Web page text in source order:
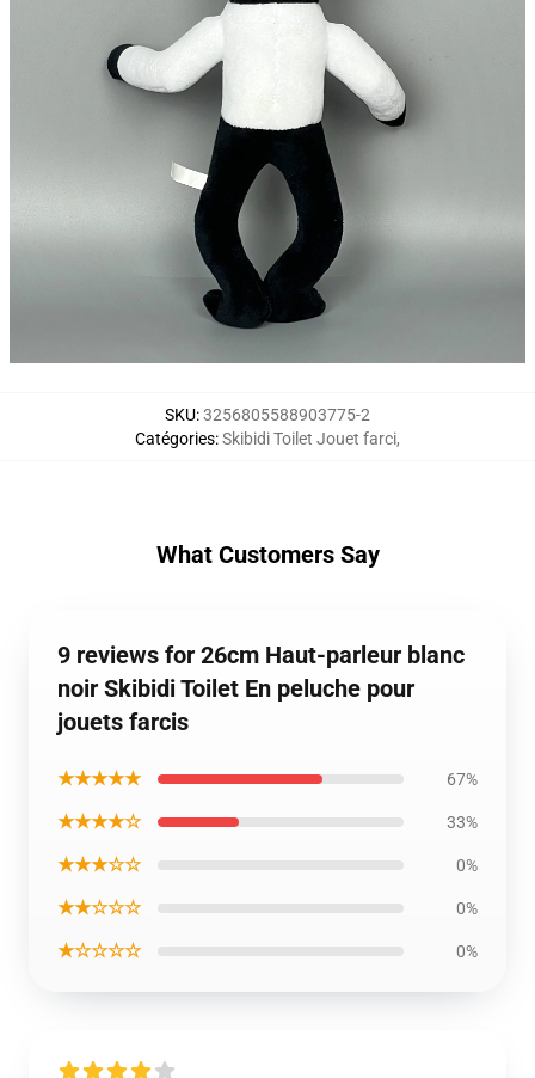
SKU:3256805588903775-2
Catégories:Skibidi Toilet Jouet farci,
What Customers Say
9 reviews for 26cm Haut-parleur blanc
noir Skibidi Toilet En peluche pour
jouets farcis
★★★★★ 67%
★★★★☆ 33%
★★★☆☆ 0%
★★☆☆☆ 0%
★☆☆☆☆ 0%